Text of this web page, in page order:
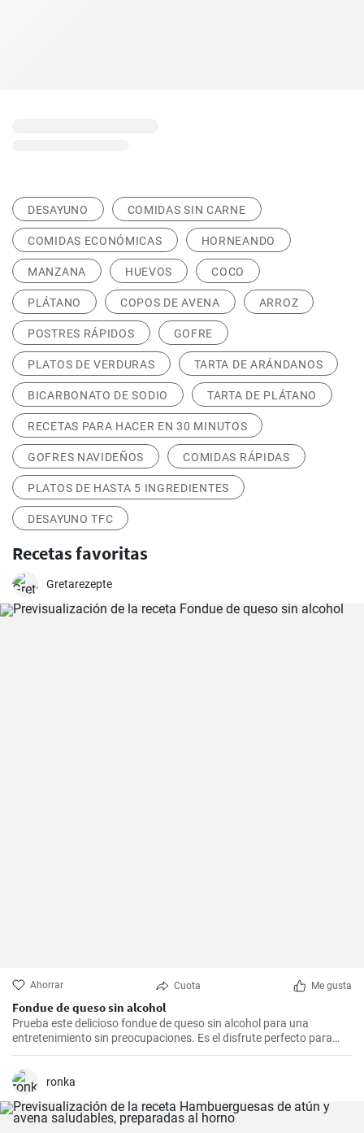
DESAYUNO COMIDAS SIN CARNE
COMIDAS ECONÓMICAS HORNEANDO
MANZANA HUEVOS COCO
PLÁTANO COPOS DE AVENA ARROZ
POSTRES RÁPIDOS GOFRE
PLATOS DE VERDURAS TARTA DE ARÁNDANOS
BICARBONATO DE SODIO TARTA DE PLÁTANO
RECETAS PARA HACER EN 30 MINUTOS
GOFRES NAVIDEÑOS COMIDAS RÁPIDAS
PLATOS DE HASTA 5 INGREDIENTES
DESAYUNO TFC
Recetas favoritas
Gretarezepte
Ahorrar Cuota Me gusta
Fondue de queso sin alcohol
Prueba este delicioso fondue de queso sin alcohol para una
entretenimiento sin preocupaciones. Es el disfrute perfecto para
una noche acogedora con amigos y familiares. Sírvelo con tus
guarniciones favoritas como pan crujiente, verduras o incluso
frutas para una experiencia culinaria inolvidable.
ronka